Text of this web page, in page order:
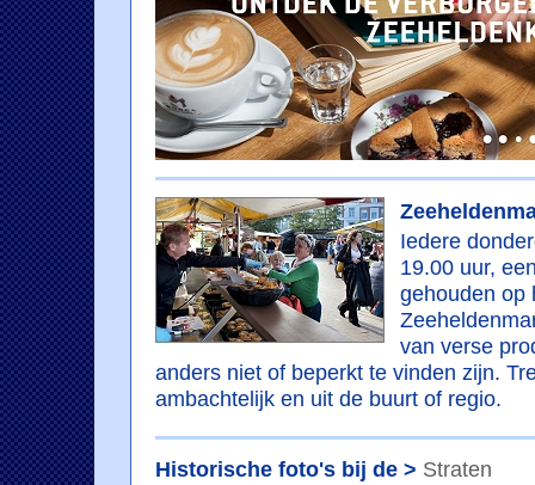
Iedere
19.00 uur,
gehouden op
van verse
anders niet of beperkt te vinden zijn.
ambachtelijk en uit de buurt of regio.
Historische foto's bij de > Straten